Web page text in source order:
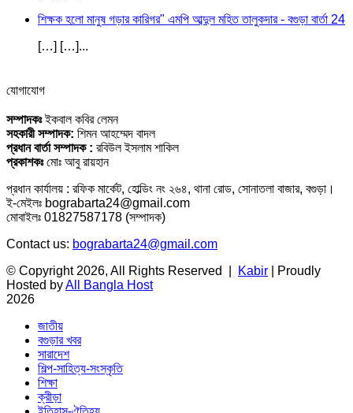
শিক্ষক হলো মানুষ গড়ার কারিগর" এমপি আব্দুল মহিত তালুকদার - বগুড়া বার্তা 24
[…] […]...
যোগাযোগ
সম্পাদকঃইকবাল কবির লেমন
সহকারী সম্পাদক: শিমন আহম্মেদ বাদল
প্রধান বার্তা সম্পাদক : রবিউল ইসলাম শাকিল
প্রকাশকঃমোঃ আবু রায়হান
প্রধান কার্যালয় : রফিক মার্কেট, হোল্ডিং নং ২৬৪, থানা রোড, সোনাতলা বাজার, বগুড়া।
ই-মেইলঃ bograbarta24@gmail.com
মোবাইলঃ 01827587178 (সম্পাদক)
Contact us: bograbarta24@gmail.com
© Copyright 2026, All Rights Reserved |
Kabir | Proudly
Hosted byAll Bangla Host
2026
জাতীয়
বগুড়ার খবর
সারাদেশ
শিল্প-সাহিত্য-সংস্কৃতি
শিক্ষা
ক্রীড়া